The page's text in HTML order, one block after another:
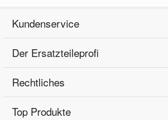
Kundenservice
Der Ersatzteileprofi
Rechtliches
Top Produkte